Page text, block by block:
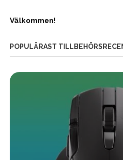
Välkommen!
POPULÄRAST